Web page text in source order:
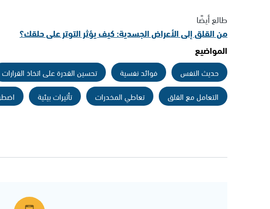
طالع أيضًا
من القلق إلى الأعراض الجسدية: كيف يؤثر التوتر على حلقك؟
المواضيع
حديث النفس فوائد نفسية تحسين القدرة على اتخاذ القرارات
التعامل مع القلق
تعاطي المخدرات تأثيرات بيئية